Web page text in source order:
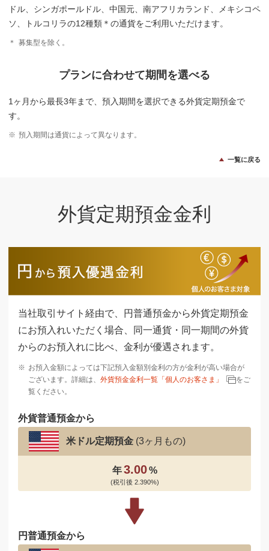
ドル、シンガポールドル、中国元、南アフリカランド、メキシコペ
ソ、トルコリラの12種類＊の通貨をご利用いただけます。
＊ 募集型を除く。
プランに合わせて期間を選べる
1ヶ月から最長3年まで、預入期間を選択できる外貨定期預金で
す。
※ 預入期間は通貨によって異なります。
一覧に戻る
外貨定期預金金利
当社取引サイト経由で、円普通預金から外貨定期預金
にお預入れいただく場合、
同一通貨・同一期間の外貨
からのお預入れに比べ、金利が優遇されます。
※ お預入金額によっては下記預入金額別金利の方が金利が高い場合が
ございます。詳細は、 外貨預金金利一覧「個人のお客さま」
をご
覧ください。
外貨普通預金から
米ドル定期預金 (3ヶ月もの)
年 3.00 %
(税引後 2.390%)
円普通預金から